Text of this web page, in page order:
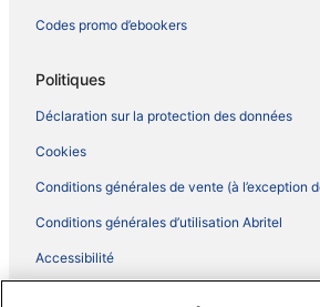
Codes promo d’ebookers
Politiques
Déclaration sur la protection des données
Cookies
Conditions générales de vente (à l’exception
Conditions générales d’utilisation Abritel
Accessibilité